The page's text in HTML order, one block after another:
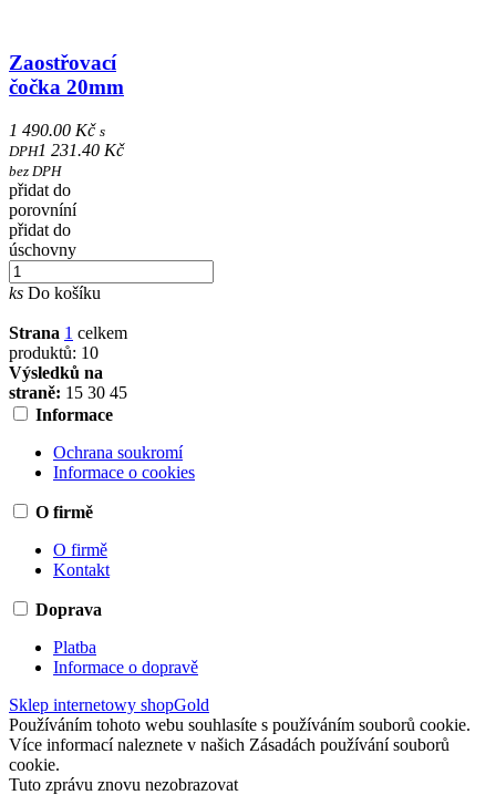
Zaostřovací
čočka 20mm
1 490.00 Kč s
DPH1 231.40 Kč
bez DPH
přidat do
porovníní
přidat do
úschovny
ks Do košíku
Strana 1 celkem
produktů: 10
Výsledků na
straně: 15 30 45
Informace
Ochrana soukromí
Informace o cookies
O firmě
O firmě
Kontakt
Doprava
Platba
Informace o dopravě
Sklep internetowy shopGold
Používáním tohoto webu souhlasíte s používáním souborů cookie.
Více informací naleznete v našich Zásadách používání souborů
cookie.
Tuto zprávu znovu nezobrazovat